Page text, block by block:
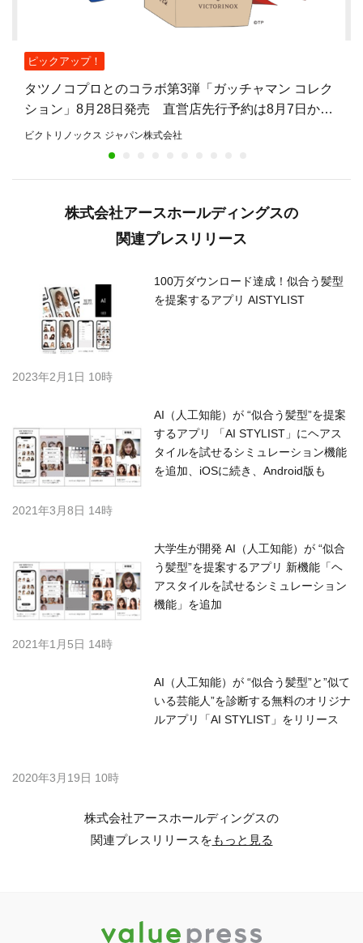
ピックアップ！
タツノコプロとのコラボ第3弾「ガッチャマン コレク
ション」8月28日発売 直営店先行予約は8月7日から
8月27日まで
ビクトリノックス ジャパン株式会社
株式会社アースホールディングスの
関連プレスリリース
100万ダウンロード達成！似合う髪型
を提案するアプリ AISTYLIST
2023年2月1日 10時
AI（人工知能）が “似合う髪型”を提案
するアプリ 「AI STYLIST」にヘアス
タイルを試せるシミュレーション機能
を追加、iOSに続き、Android版も
2021年3月8日 14時
大学生が開発 AI（人工知能）が “似合
う髪型”を提案するアプリ 新機能「ヘ
アスタイルを試せるシミュレーション
機能」を追加
2021年1月5日 14時
AI（人工知能）が “似合う髪型”と”似て
いる芸能人”を診断する無料のオリジナ
ルアプリ「AI STYLIST」をリリース
2020年3月19日 10時
株式会社アースホールディングスの
関連プレスリリースをもっと見る